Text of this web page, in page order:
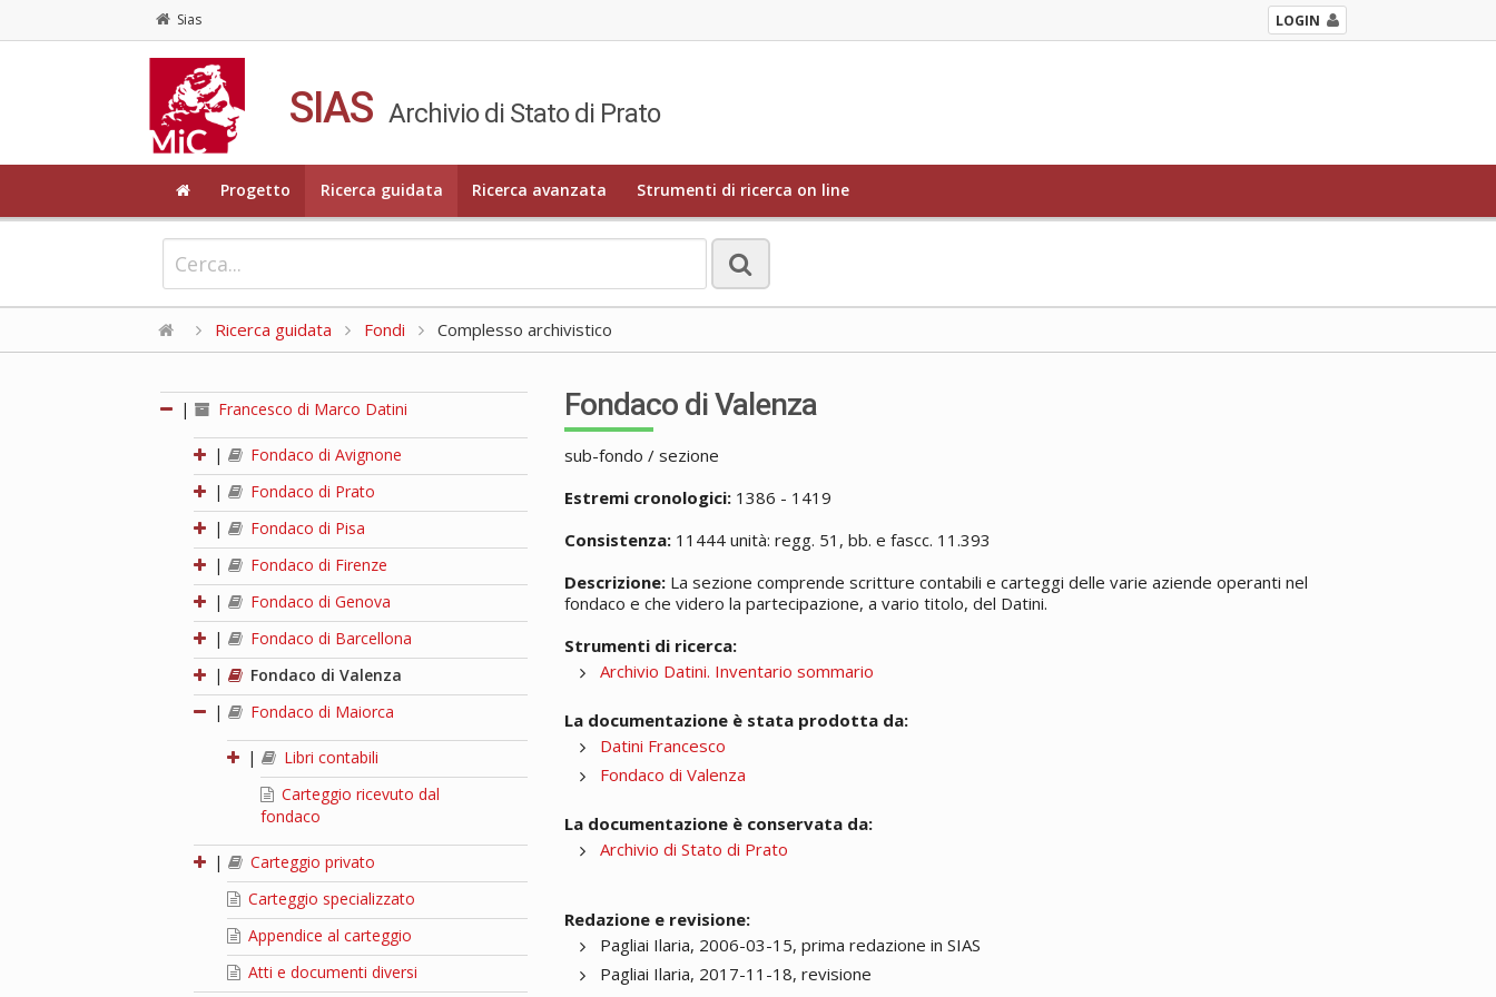
Sias LOGIN
SIAS Archivio di Stato di Prato
Progetto Ricerca guidata Ricerca avanzata Strumenti di ricerca on line
Ricerca guidata Fondi Complesso archivistico
| Francesco di Marco Datini
|
Fondaco di Avignone
|
Fondaco di Prato
|
Fondaco di Pisa
|
Fondaco di Firenze
|
Fondaco di Genova
|
Fondaco di Barcellona
|
Fondaco di Valenza
|
Fondaco di Maiorca
|
Libri contabili
Carteggio ricevuto dal
fondaco
|
Carteggio privato
Carteggio specializzato
Appendice al carteggio
Atti e documenti diversi
Fondaco di Valenza
sub-fondo / sezione
Estremi cronologici: 1386 - 1419
Consistenza: 11444 unità: regg. 51, bb. e fascc. 11.393
Descrizione: La sezione comprende scritture contabili e carteggi delle varie aziende operanti nel
fondaco e che videro la partecipazione, a vario titolo, del Datini.
Strumenti di ricerca:
Archivio Datini. Inventario sommario
La documentazione è stata prodotta da:
Datini Francesco
Fondaco di Valenza
La documentazione è conservata da:
Archivio di Stato di Prato
Redazione e revisione:
Pagliai Ilaria, 2006-03-15, prima redazione in SIAS
Pagliai Ilaria, 2017-11-18, revisione